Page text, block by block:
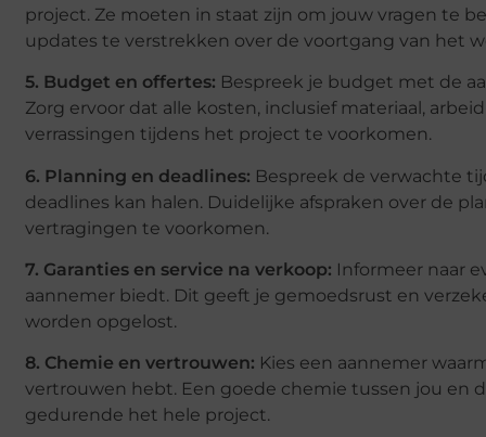
project. Ze moeten in staat zijn om jouw vragen te
updates te verstrekken over de voortgang van het
5. Budget en offertes: Bespreek je budget met de
Zorg ervoor dat alle kosten, inclusief materiaal,
verrassingen tijdens het project te voorkomen.
6. Planning en deadlines: Bespreek de verwachte
deadlines kan halen. Duidelijke afspraken over de
vertragingen te voorkomen.
7. Garanties en service na verkoop: Informeer naar
aannemer biedt. Dit geeft je gemoedsrust en
worden opgelost.
8. Chemie en vertrouwen: Kies een aannemer
vertrouwen hebt. Een goede chemie tussen jou en
gedurende het hele project.